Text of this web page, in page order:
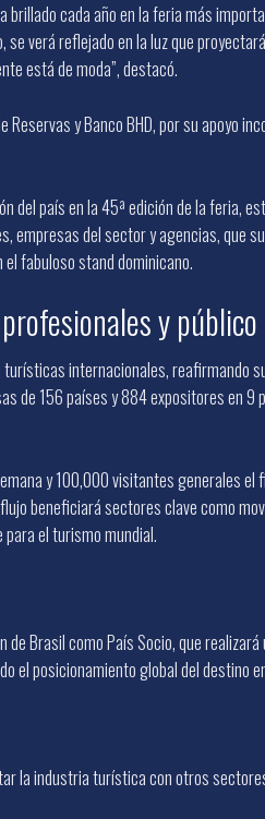
brillado cada año en la feria más
se verá reflejado en la luz que
está de moda”, destacó.
Reservas y Banco BHD, por su apoyo
del país en la 45ª edición de la feria,
del sector y agencias, que
fabuloso stand dominicano.
y público
internacionales, reafirmando
de 156 países y 884 expositores en 9
y 100,000 visitantes generales el
beneficiará sectores clave como
el turismo mundial.
Brasil como País Socio, que
el posicionamiento global del destino
la industria turística con otros